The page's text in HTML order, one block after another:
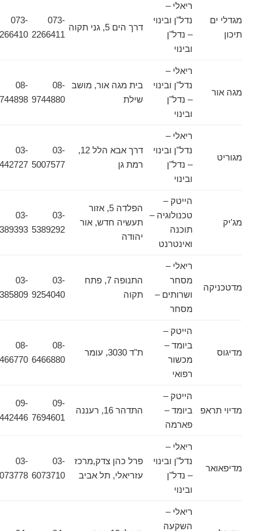
מגדלי ים
תיכון
ריאלי –
נדל"ן ובינוי
– נדל"ן
ובינוי
דרך הים 5, גני תקוה
073-
2266411
073-
2266410
מגה אור
ריאלי –
נדל"ן ובינוי
– נדל"ן
ובינוי
בית מגה אור, מושב
שילת
08-
9744880
9744898
מגוריט
ריאלי –
נדל"ן ובינוי
– נדל"ן
ובינוי
דרך אבא הלל 12,
רמת גן
03-
5007577
9442727
מג'יק
הייטק –
טכנולוגיה –
תוכנה
ואינטרנט
הפלדה 5, אזור
תעשיה חדש, אור
יהודה
5389292
5389393
מדטכניקה
ריאלי –
מסחר
ושרותים –
מסחר
התנופה 7, פתח
תקוה
9254040
9385809
מדיגוס
הייטק –
ביומד –
מכשור
רפואי
6466880
6466770
מדיוי תראפ
הייטק –
ביומד –
פארמה
התדהר 16, רעננה
7694601
7442446
מדיפאואר
ריאלי –
נדל"ן ובינוי
– נדל"ן
ובינוי
פרל כהן צדק,מרכז
עזריאלי, תל אביב
03-
6073710
6073778
ריאלי –
השקעה